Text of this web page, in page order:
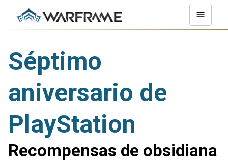
Séptimo
aniversario de
PlayStation
Recompensas de obsidiana